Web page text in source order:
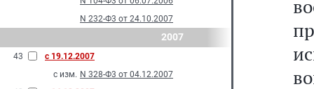
N 232-Ф3 от 24.10.2007
2007
43
с 19.12.2007
с изм. N 328-Ф3 от 04.12.2007